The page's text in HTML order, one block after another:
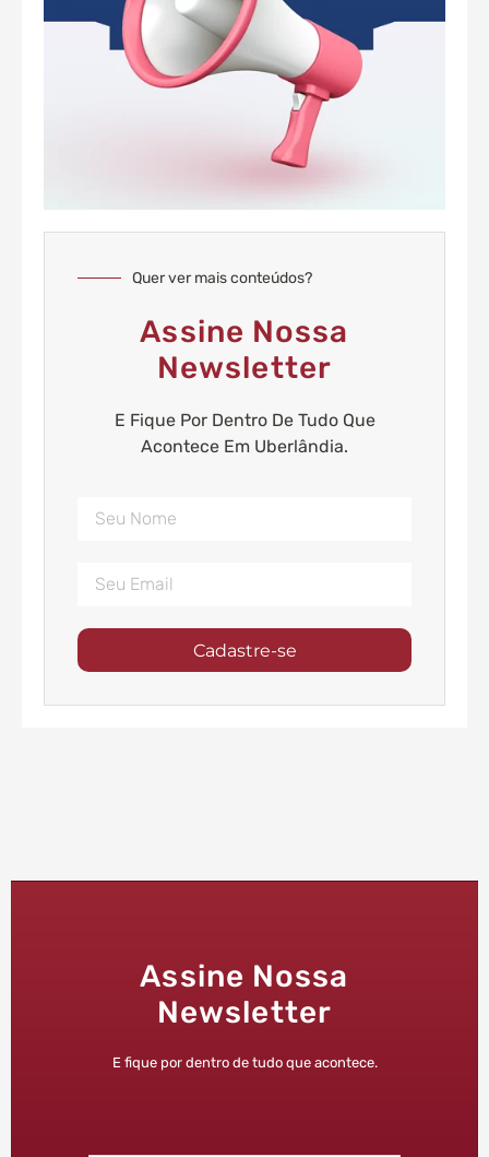
Quer ver mais conteúdos?
Assine Nossa
Newsletter
E Fique Por Dentro De Tudo Que
Acontece Em Uberlândia.
Cadastre-se
Assine Nossa
Newsletter
E fique por dentro de tudo que acontece.